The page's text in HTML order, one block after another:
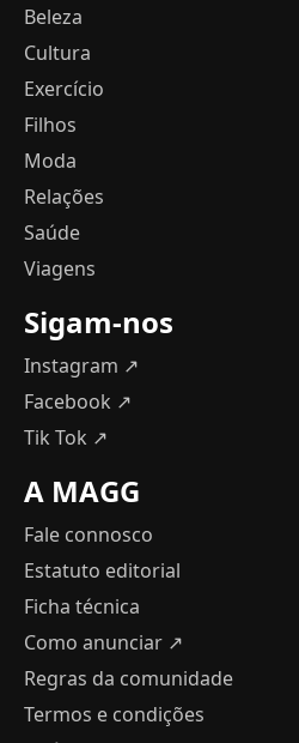
Beleza
Cultura
Exercício
Filhos
Moda
Relações
Saúde
Viagens
Sigam-nos
Instagram ↗
Facebook ↗
Tik Tok ↗
A MAGG
Fale connosco
Estatuto editorial
Ficha técnica
Como anunciar ↗
Regras da comunidade
Termos e condições